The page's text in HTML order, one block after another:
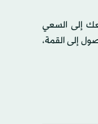
إلى السعي
إلى القمة،